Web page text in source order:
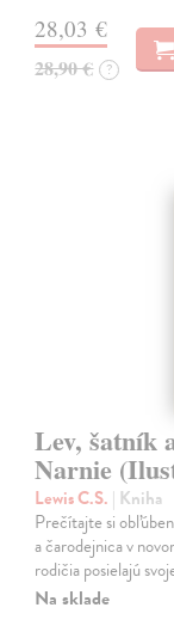
28,03 €
28,90 € ?
Lev, šatník
Narnie
Lewis C.S. | Kniha
Prečítajte si
a čarodejnica v
rodičia posielajú
Na sklade